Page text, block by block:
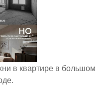
в квартире в большом